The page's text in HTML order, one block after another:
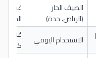
الصيف الحار
(الرياض، جدة)
غسيل
الحرارة
الاستخدام اليومي
غسيل
كي